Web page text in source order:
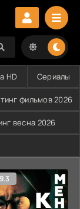
HD Сериалы
фильмов 2026
весна 2026
9.3